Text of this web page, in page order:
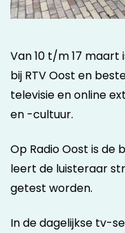
Van 10 t/m 17 maart
bij RTV Oost en
televisie en online
en -cultuur.
Op Radio Oost is de
leert de luisteraar
getest worden.
In de dagelijkse tv-